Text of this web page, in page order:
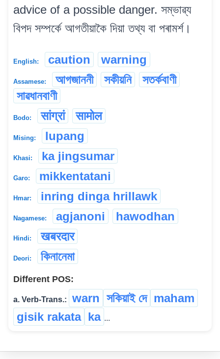
advice of a possible danger. সম্ভাৱ্য
বিপদ সম্পৰ্কে আগতীয়াকৈ দিয়া তথ্য বা পৰামৰ্শ।
English: caution warning
Assamese: আগজাননী সকীয়নি
সতৰ্কবাণী
সাৱধানবাণী
Bodo: सांग्रां सामोल
Mising: lupang
Khasi: ka jingsumar
Garo: mikkentatani
Hmar: inring dinga hrillawk
Nagamese: agjanoni hawodhan
Hindi: खबरदार
Deori: কিনানেমা
Different POS:
a. Verb-Trans.: warn সকিয়াই দে maham
gisik rakata ka ...